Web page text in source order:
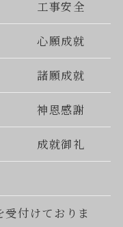
工事安全
心願成就
諸願成就
神恩感謝
成就御礼
付けておりま